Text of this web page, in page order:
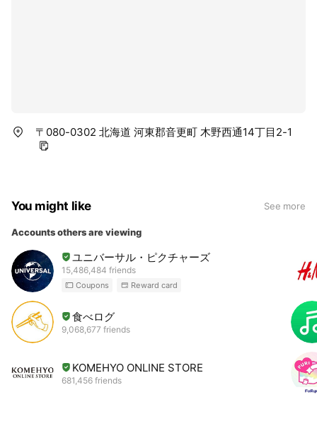
〒080-0302 北海道 河東郡音更町 木野西通14丁目2-1
You might like See more
Accounts others are viewing
ユニバーサル・ピクチャーズ
15,486,484 friends
Coupons Reward card
食べログ
9,068,677 friends
KOMEHYO ONLINE STORE
681,456 friends